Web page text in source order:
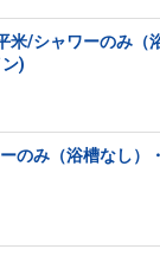
米/シャワーのみ（
)
のみ（浴槽なし）